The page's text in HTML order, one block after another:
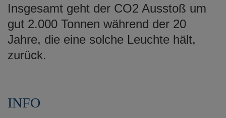
Insgesamt geht der CO2 Ausstoß um
gut 2.000 Tonnen während der 20
Jahre, die eine solche Leuchte hält,
zurück.
INFO